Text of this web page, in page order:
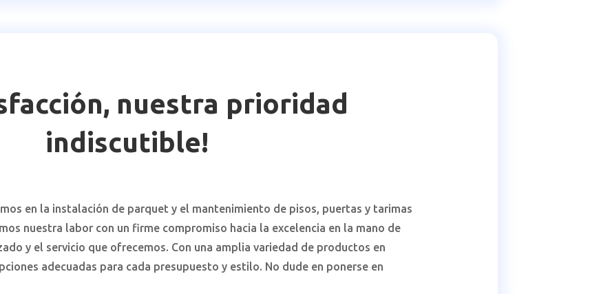
nuestra prioridad
indiscutible!
en la instalación de parquet y el mantenimiento de pisos, puertas y tarimas
nuestra labor con un firme compromiso hacia la excelencia en la mano de
y el servicio que ofrecemos. Con una amplia variedad de productos en
adecuadas para cada presupuesto y estilo. No dude en ponerse en